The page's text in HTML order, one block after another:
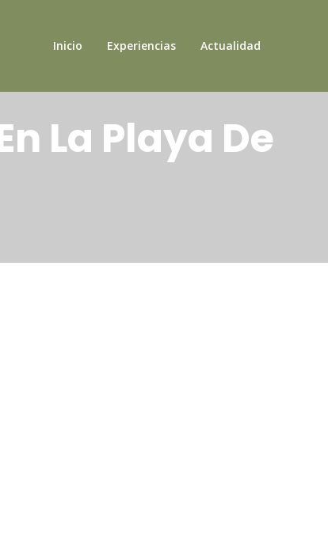
Inicio Experiencias Actualidad
La Playa De